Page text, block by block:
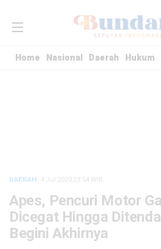
Home Nasional Daerah Hukum
DAERAH · 4 Jul 202323:54 WIB
Apes, Pencuri Motor
Dicegat Hingga
Begini Akhirnya